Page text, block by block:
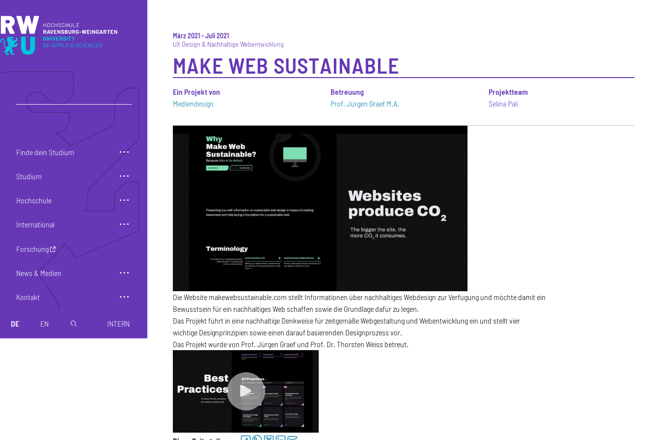
Finde dein Studium
Studium
Hochschule
International
Forschung
News & Medien
Kontakt
DE EN magnifier INTERN
März 2021-Juli 2021
UX Design & Nachhaltige Webentwicklung
MAKE WEB SUSTAINABLE
Ein Projekt von
Mediendesign
Betreuung
Prof. Jürgen Graef M.A.
Projektteam
Selina Pali
Die Website makewebsustainable.com stellt Informationen über nachhaltiges Webdesign zur Verfügung und möchte damit ein
Bewusstsein für ein nachhaltiges Web schaffen sowie die Grundlage dafür zu legen.
Das Projekt führt in eine nachhaltige Denkweise für zeitgemäße Webgestaltung und Webentwicklung ein und stellt vier
wichtige Designprinzipien sowie einen darauf basierenden Designprozess vor.
Das Projekt wurde von Prof. Jürgen Graef und Prof. Dr. Thorsten Weiss betreut.